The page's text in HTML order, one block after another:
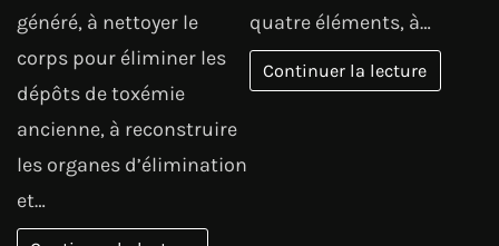
généré, à nettoyer le
corps pour éliminer les
dépôts de toxémie
ancienne, à reconstruire
les organes d’élimination
et…
quatre éléments, à…
Continuer la lecture